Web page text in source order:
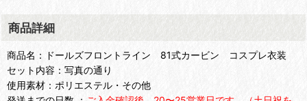
商品詳細
商品名：ドールズフロントライン 81式カービン コスプレ衣装
セット内容：写真の通り
使用素材：ポリエステル・その他